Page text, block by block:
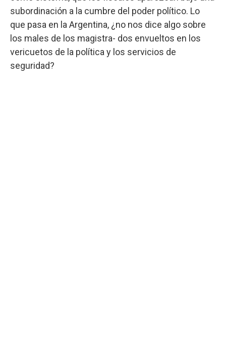
subordinación a la cumbre del poder político. Lo
que pasa en la Argentina, ¿no nos dice algo sobre
los males de los magistra- dos envueltos en los
vericuetos de la política y los servicios de
seguridad?